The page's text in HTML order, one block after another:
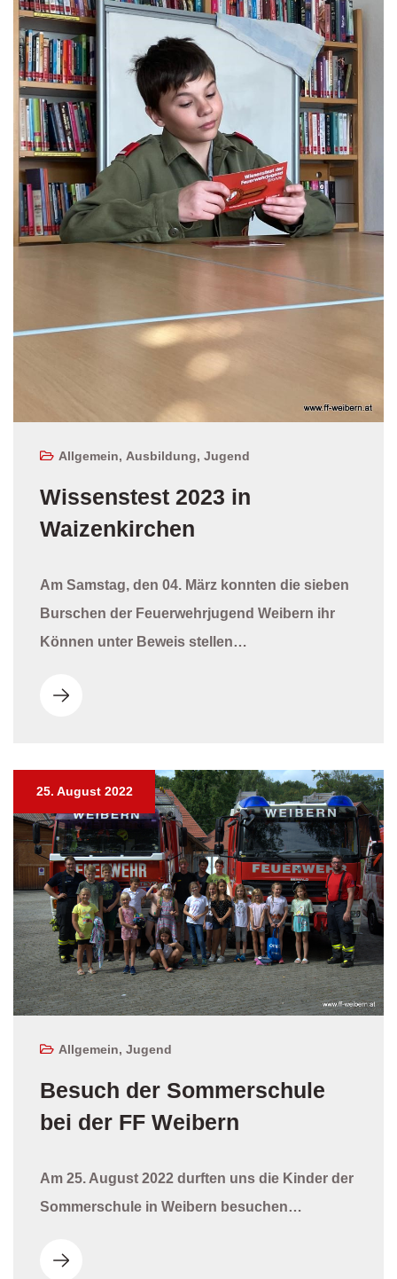
Allgemein, Ausbildung, Jugend
Wissenstest 2023 in
Waizenkirchen
Am Samstag, den 04. März konnten die sieben
Burschen der Feuerwehrjugend Weibern ihr
Können unter Beweis stellen…
25. August 2022
Allgemein, Jugend
Besuch der Sommerschule
bei der FF Weibern
Am 25. August 2022 durften uns die Kinder der
Sommerschule in Weibern besuchen…